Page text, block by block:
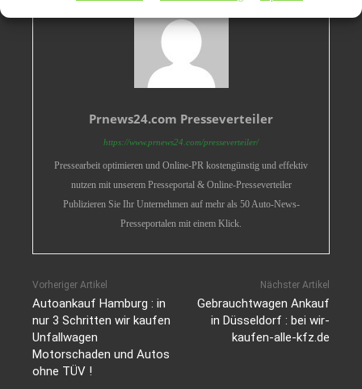
Prnews24.com Presseverteiler
https://www.prnews24.com/presseverteiler/
Pressearbeit optimieren und Online-PR kostengünstig und effektiv
nutzen mit unserem Presseportal & Online-Presseverteiler
Publizieren Sie Ihr Unternehmen auf mehr als 50 Auto-News-
Presseportalen mit einem Klick.
Vorheriger Artikel
Autoankauf Hamburg : in
nur 3 Schritten wir kaufen
Unfallwagen
Motorschaden und Autos
ohne TÜV !
Nächster Artikel
Gebrauchtwagen Ankauf
in Düsseldorf : bei wir-
kaufen-alle-kfz.de